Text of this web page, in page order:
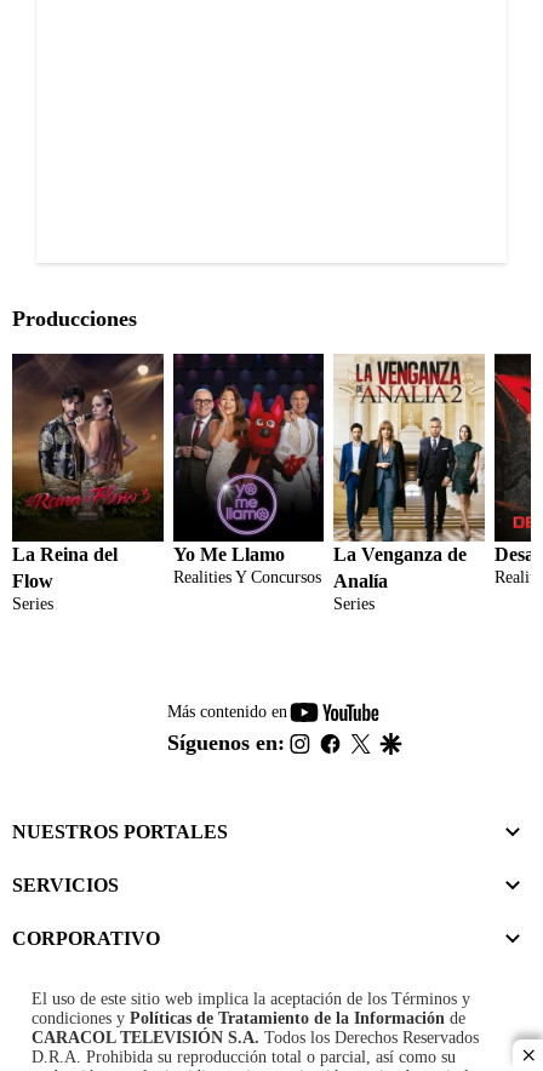
Producciones
La Reina del
Flow
Series
Yo Me Llamo
Realities Y Concursos
La Venganza de
Analía
Series
Más contenido en
youtube-
footer
Síguenos en: instagram
facebook
twitter
NUESTROS PORTALES
SERVICIOS
CORPORATIVO
El uso de este sitio web implica la aceptación de los Términos y
condiciones y Políticas de Tratamiento de la Información de
CARACOL TELEVISIÓN S.A. Todos los Derechos Reservados
D.R.A. Prohibida su reproducción total o parcial, así como su